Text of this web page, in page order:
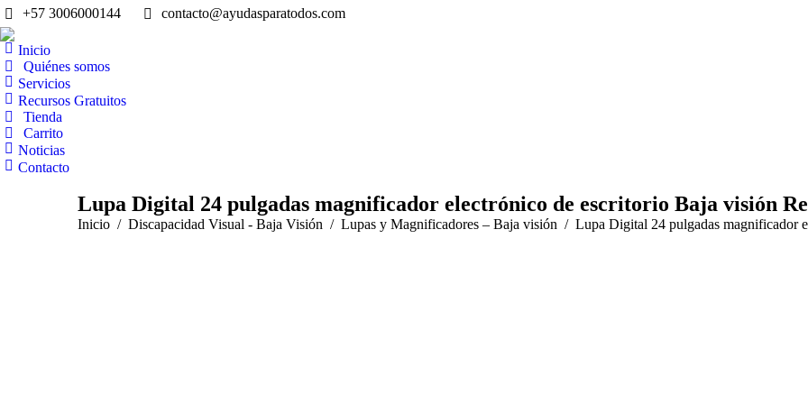
+57 3006000144 contacto@ayudasparatodos.com
Inicio
Quiénes somos
Servicios
Recursos Gratuitos
Tienda
Carrito
Noticias
Contacto
Lupa Digital 24 pulgadas magnificador electrónico de escritorio Baja visión
Estás aquí:
Inicio Discapacidad Visual - Baja Visión Lupas y Magnificadores – Baja visión Lupa Digital 24 pulgadas magnificador